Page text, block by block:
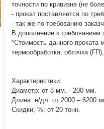
точности по кривизне (не
- прокат поставляется по
- так же по требованию
В дополнение к требованиям
*Стоимость данного проката
термообработка, обточка
Характеристики:
Диаметр: от 8 мм. - 200 мм.
Длина: н/дл. от 2000 – 6200
Скидки, %: от 20 тонн.